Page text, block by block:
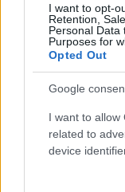
I want to opt-
Retention,
Personal Data
Purposes for
Opted Out
Google
I want to allow
related to
device
Ο Νικ Καϊρίνος,
της Fountech AI,
«ειλικρινή
τεχνητή
αναγνώριση δεν
ετοιμότητα».